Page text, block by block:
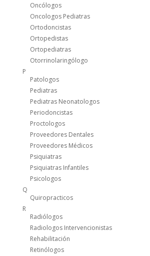
Oncólogos
Oncologos Pediatras
Ortodoncistas
Ortopedistas
Ortopediatras
Otorrinolaringólogo
P
Patologos
Pediatras
Pediatras Neonatologos
Periodoncistas
Proctologos
Proveedores Dentales
Proveedores Médicos
Psiquiatras
Psiquiatras Infantiles
Psicologos
Q
Quiropracticos
R
Radiólogos
Radiologos Intervencionistas
Rehabilitación
Retinólogos